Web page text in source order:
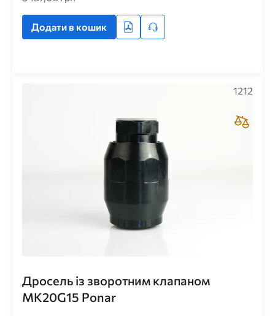
Додати в кошик
Дросель із зворотним клапаном
MK20G15 Ponar
1212